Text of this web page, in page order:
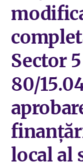
Sector
80/
local al